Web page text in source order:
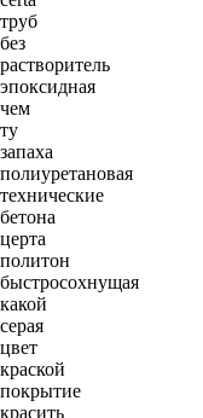
труб
без
растворитель
эпоксидная
чем
ту
запаха
полиуретановая
технические
бетона
церта
политон
быстросохнущая
какой
серая
цвет
краской
покрытие
красить